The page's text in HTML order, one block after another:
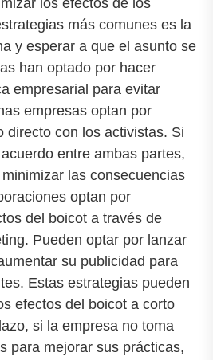
los efectos de los
más comunes es la
y esperar a que el asunto se
han optado por hacer
empresarial para evitar
empresas optan por
directo con los activistas. Si
entre ambas partes,
las consecuencias
optan por
del boicot a través de
Pueden optar por lanzar
su publicidad para
Estas estrategias pueden
efectos del boicot a corto
si la empresa no toma
para mejorar sus prácticas,